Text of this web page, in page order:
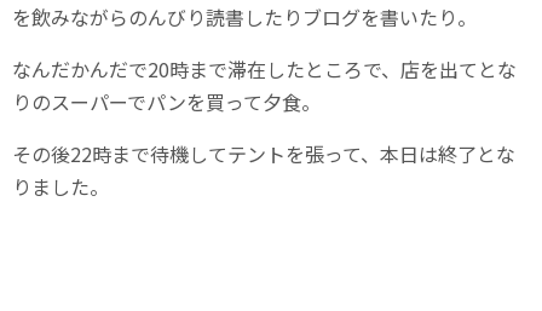
を飲みながらのんびり読書したりブログを書いたり。
なんだかんだで20時まで滞在したところで、店を出てとな
りのスーパーでパンを買って夕食。
その後22時まで待機してテントを張って、本日は終了とな
りました。